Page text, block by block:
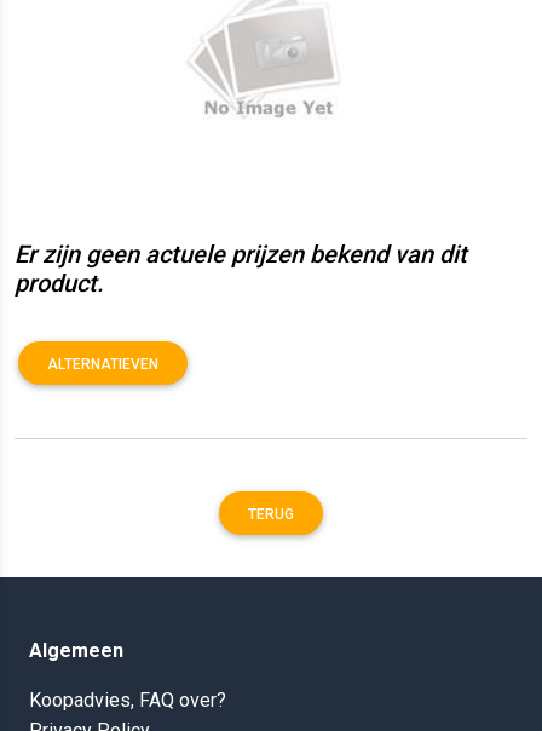
Er zijn geen actuele prijzen bekend van dit
product.
ALTERNATIEVEN
TERUG
Algemeen
Koopadvies, FAQ over?